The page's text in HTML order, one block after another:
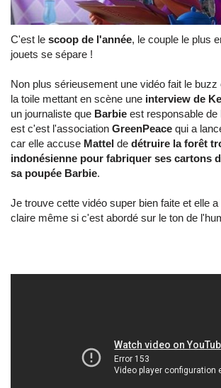
C'est le scoop de l'année, le couple le plus
jouets se sépare !
Non plus sérieusement une vidéo fait le
la toile mettant en scène une interview de
un journaliste que Barbie est responsable de
est c'est l'association GreenPeace qui a
car elle accuse Mattel de détruire la forêt
indonésienne pour fabriquer ses cartons
sa poupée Barbie.
Je trouve cette vidéo super bien faite et elle
claire même si c'est abordé sur le ton de